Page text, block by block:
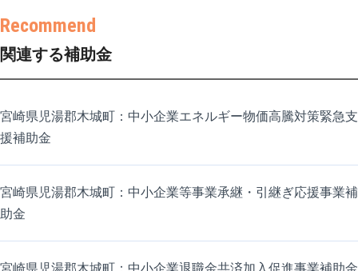
関連する補助金
宮崎県児湯郡木城町：中小企業エネルギー物価高騰対策緊急支
援補助金
宮崎県児湯郡木城町：中小企業等事業承継・引継ぎ応援事業補
助金
宮崎県児湯郡木城町：中小企業退職金共済加入促進事業補助金